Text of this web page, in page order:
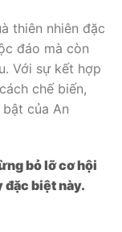
thiên nhiên đặc
đáo mà còn
Với sự kết hợp
chế biến,
của An
bỏ lỡ cơ hội
biệt này.